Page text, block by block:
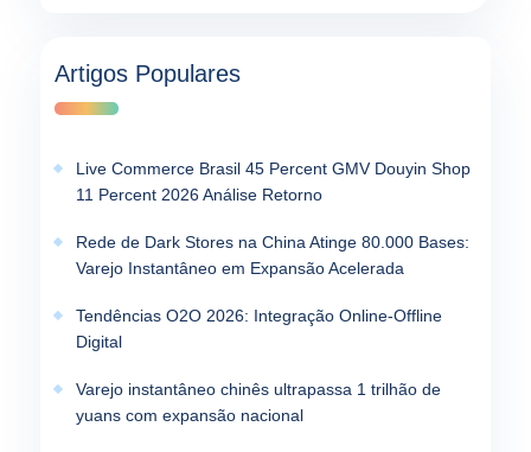
Artigos Populares
Live Commerce Brasil 45 Percent GMV Douyin Shop
11 Percent 2026 Análise Retorno
Rede de Dark Stores na China Atinge 80.000 Bases:
Varejo Instantâneo em Expansão Acelerada
Tendências O2O 2026: Integração Online-Offline
Digital
Varejo instantâneo chinês ultrapassa 1 trilhão de
yuans com expansão nacional